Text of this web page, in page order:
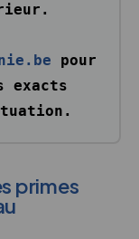
pour
exacts
primes